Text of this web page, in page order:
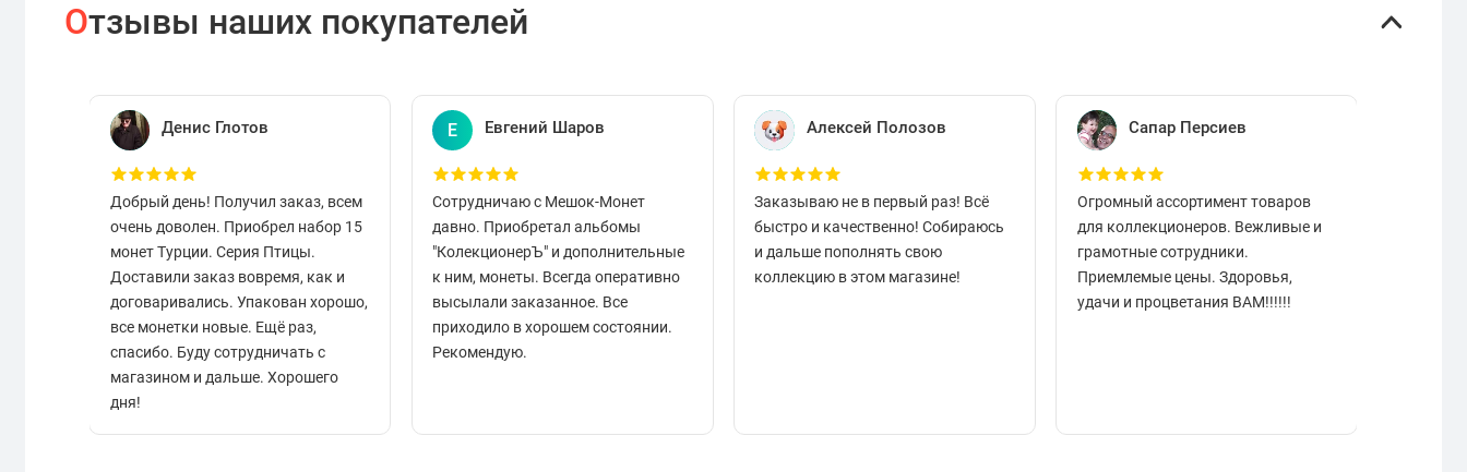
Отзывы наших покупателей
Денис Глотов
Добрый день! Получил заказ, всем
очень доволен. Приобрел набор 15
монет Турции. Серия Птицы.
Доставили заказ вовремя, как и
договаривались. Упакован хорошо,
все монетки новые. Ещё раз,
спасибо. Буду сотрудничать с
магазином и дальше. Хорошего
дня!
Е Евгений Шаров
Сотрудничаю с Мешок-Монет
давно. Приобретал альбомы
"КолекционерЪ" и дополнительные
к ним, монеты. Всегда оперативно
высылали заказанное. Все
приходило в хорошем состоянии.
Рекомендую.
Алексей Полозов
Заказываю не в первый раз! Всё
быстро и качественно! Собираюсь
и дальше пополнять свою
коллекцию в этом магазине!
Сапар Персиев
Огромный ассортимент товаров
для коллекционеров. Вежливые и
грамотные сотрудники.
Приемлемые цены. Здоровья,
удачи и процветания ВАМ!!!!!!